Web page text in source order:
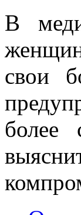
В
свои
более